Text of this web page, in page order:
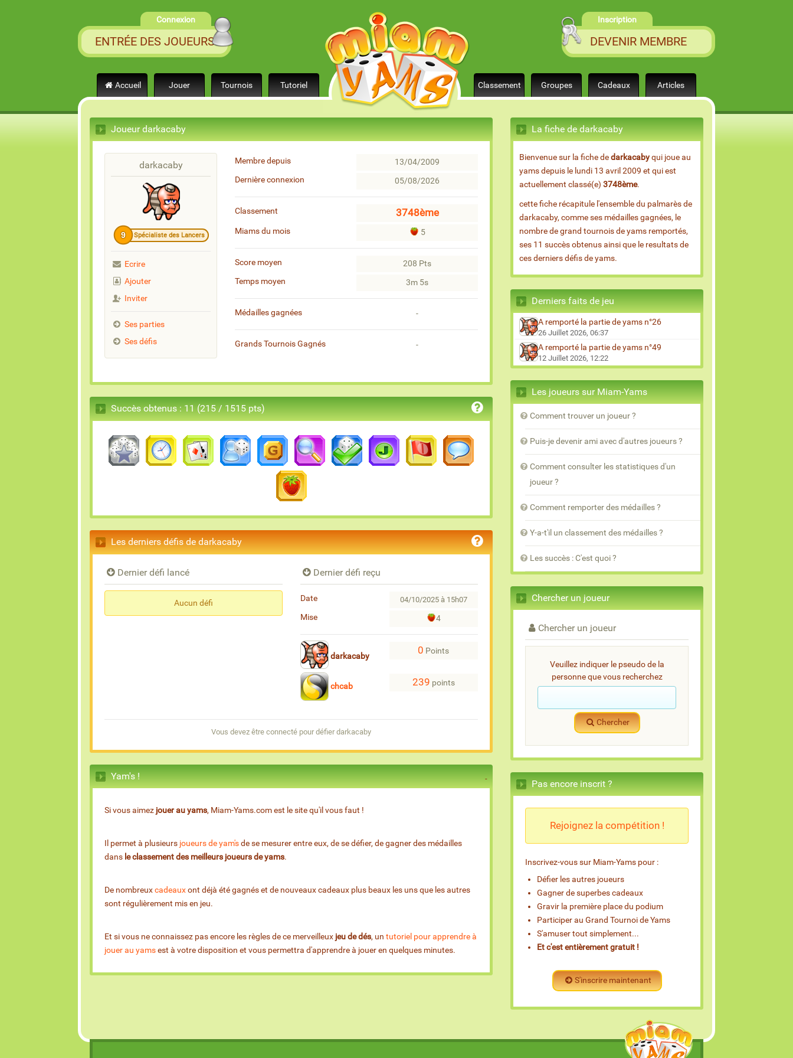
Connexion
ENTRÉE DES JOUEURS
Inscription
DEVENIR MEMBRE
Accueil Jouer Tournois Tutoriel Classement Groupes Cadeaux Articles
Joueur darkacaby
darkacaby
9 Spécialiste des Lancers
Ecrire
Ajouter
Inviter
Ses parties
Ses défis
Membre depuis
13/04/2009
Dernière connexion
05/08/2026
Classement 3748ème
Miams du mois 5
Score moyen
208 Pts
Temps moyen
3m 5s
Médailles gagnées -
Grands Tournois Gagnés -
Succès obtenus : 11 (215 / 1515 pts)
Les derniers défis de darkacaby
Dernier défi lancé
Aucun défi
Dernier défi reçu
Date 04/10/2025 à 15h07
Mise 4
darkacaby
0 Points
chcab 239 points
Vous devez être connecté pour défier darkacaby
Yam's !
Si vous aimez jouer au yams, Miam-Yams.com est le site qu'il vous faut !
Il permet à plusieurs joueurs de yam'sde se mesurer entre eux, de se défier, de gagner des médailles
dans le classement des meilleurs joueurs de yams.
De nombreuxcadeauxont déjà été gagnés et de nouveaux cadeaux plus beaux les uns que les autres
sont régulièrement mis en jeu.
Et si vous ne connaissez pas encore les règles de ce merveilleux jeu de dés, un tutoriel pour apprendre à
jouer au yamsest à votre disposition et vous permettra d'apprendre à jouer en quelques minutes.
La fiche de darkacaby
Bienvenue sur la fiche dedarkacabyqui joue au
yams depuis le lundi 13 avril 2009 et qui est
actuellement classé(e)3748ème.
cette fiche récapitule l'ensemble du palmarès de
darkacaby, comme ses médailles gagnées, le
nombre de grand tournois de yams remportés,
ses 11 succès obtenus ainsi que le resultats de
ces derniers défis de yams.
Derniers faits de jeu
A remporté la partie de yams n°26
26 Juillet 2026, 06:37
A remporté la partie de yams n°49
12 Juillet 2026, 12:22
Les joueurs sur Miam-Yams
Comment trouver un joueur ?
Puis-je devenir ami avec d'autres joueurs ?
Comment consulter les statistiques d'un
joueur ?
Comment remporter des médailles ?
Y-a-t'il un classement des médailles ?
Les succès : C'est quoi ?
Chercher un joueur
Chercher un joueur
Veuillez indiquer le pseudo de la
personne que vous recherchez
Chercher
Pas encore inscrit ?
Rejoignez la compétition !
Inscrivez-vous sur Miam-Yams pour :
Défier les autres joueurs
Gagner de superbes cadeaux
Gravir la première place du podium
Participer au Grand Tournoi de Yams
S'amuser tout simplement...
Et c'est entièrement gratuit !
S'inscrire maintenant